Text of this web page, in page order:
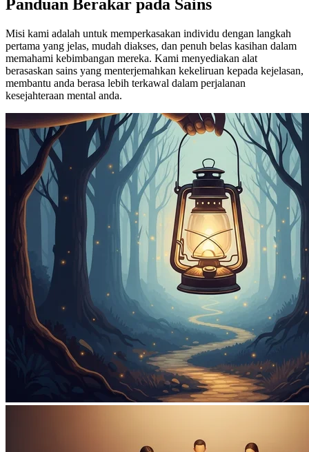
Panduan Berakar pada Sains
Misi kami adalah untuk memperkasakan individu dengan langkah
pertama yang jelas, mudah diakses, dan penuh belas kasihan dalam
memahami kebimbangan mereka. Kami menyediakan alat
berasaskan sains yang menterjemahkan kekeliruan kepada kejelasan,
membantu anda berasa lebih terkawal dalam perjalanan
kesejahteraan mental anda.